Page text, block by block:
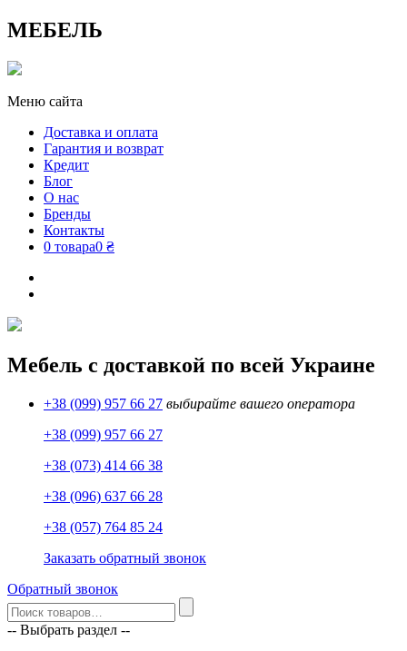
МЕБЕЛЬ
Меню сайта
Доставка и оплата
Гарантия и возврат
Кредит
Блог
О нас
Бренды
Контакты
0 товара0 ₴
Мебель с доставкой по всей Украине
+38 (099) 957 66 27 выбирайте вашего оператора
+38 (099) 957 66 27
+38 (073) 414 66 38
+38 (096) 637 66 28
+38 (057) 764 85 24
Заказать обратный звонок
Обратный звонок
-- Выбрать раздел --